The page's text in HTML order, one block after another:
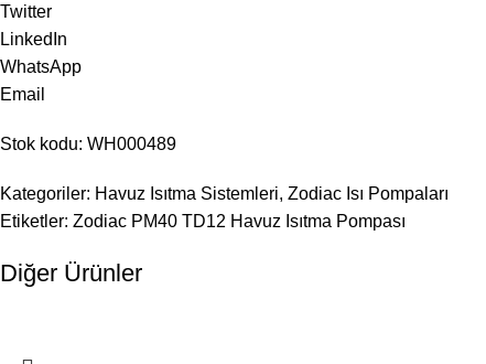
Twitter
LinkedIn
WhatsApp
Email
Stok kodu: WH000489
Kategoriler: Havuz Isıtma Sistemleri, Zodiac Isı Pompaları
Etiketler: Zodiac PM40 TD12 Havuz Isıtma Pompası
Diğer Ürünler